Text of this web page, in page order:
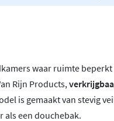
waar ruimte
Rijn Products,
is gemaakt van stevig
als een douchebak.